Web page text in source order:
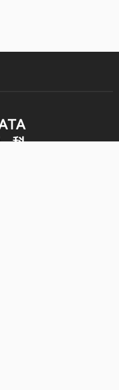
DGR紳士路騎台北場報名正
騎士紳裝公益活動即將登
2026 年 5 月 11 日
登場 熱血運動基因再進化，
125」質感新色亮相 打造都